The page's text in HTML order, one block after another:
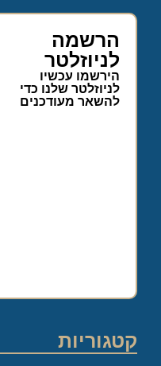
הרשמה
לניוזלטר
הירשמו עכשיו
לניוזלטר שלנו כדי
להשאר מעודכנים
קטגוריות